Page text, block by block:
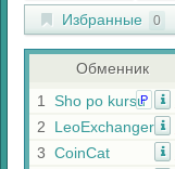
Избранные 0
Обменник
1
Sho po kursuР
2
LeoExchanger
3 CoinCat